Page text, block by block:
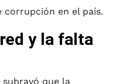
corrupción en el país.
y la falta
que la